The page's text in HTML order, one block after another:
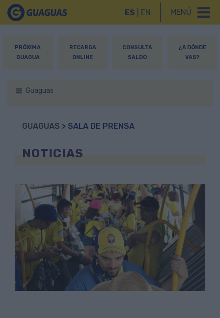
MENÚ
ES EN
PRÓXIMA
GUAGUA
RECARGA
ONLINE
CONSULTA
SALDO
¿A DÓNDE
VAS?
Guaguas
GUAGUAS > SALA DE PRENSA
NOTICIAS